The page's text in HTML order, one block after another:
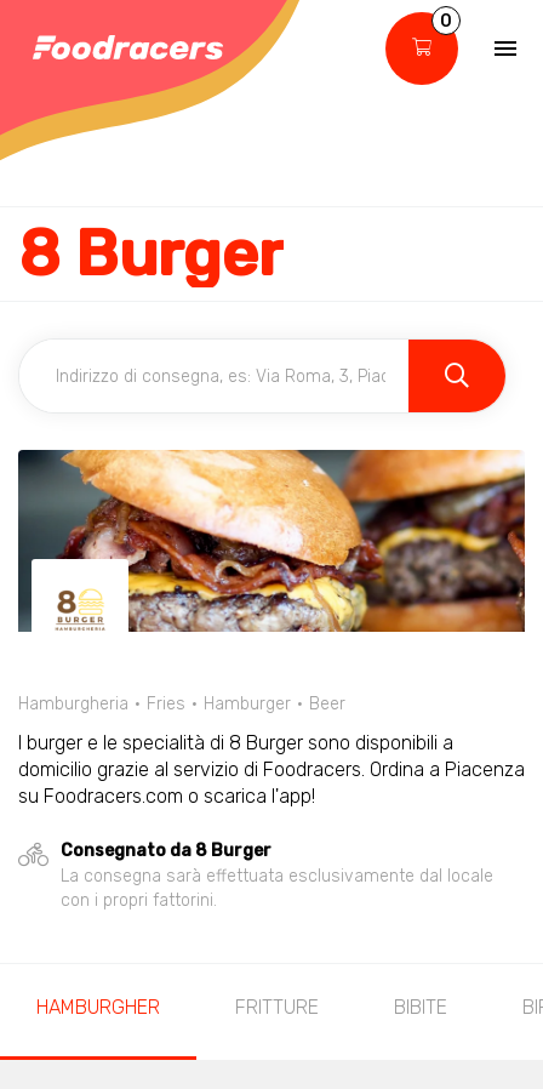
0
8 Burger
Hamburgheria Fries Hamburger Beer
I burger e le specialità di 8 Burger sono disponibili a
domicilio grazie al servizio di Foodracers. Ordina a Piacenza
su Foodracers.com o scarica l'app!
Consegnato da 8 Burger
La consegna sarà effettuata esclusivamente dal locale
con i propri fattorini.
HAMBURGHER FRITTURE BIBITE